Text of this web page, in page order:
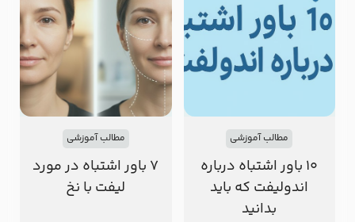
مطالب آموزشی
۱۰ باور اشتباه درباره
اندولیفت که باید
بدانید
مطالب آموزشی
7 باور اشتباه در مورد
لیفت با نخ